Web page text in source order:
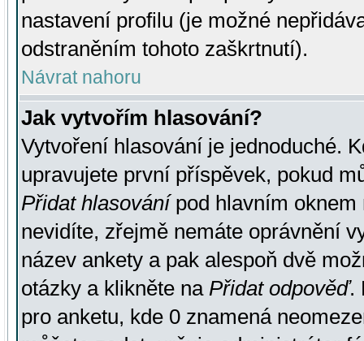
nastavení profilu (je možné
odstraněním tohoto zaškrtnutí).
Návrat nahoru
Jak vytvořím hlasování?
Vytvoření hlasování je jednoduché.
upravujete první příspěvek, pokud
Přidat hlasovánípod hlavním oknem
nevidíte, zřejmě nemáte oprávnění
název ankety a pak alespoň dvě
otázky a klikněte na Přidat odpověď.
pro anketu, kde 0 znamená